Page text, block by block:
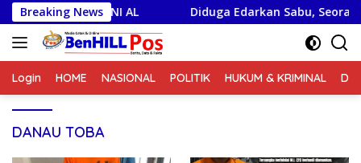
Langsung
ke
konten
Breaking News
TNI AL Diduga Edarkan Sabu, Seorang laki-laki
Login HOME NASIONAL POLITIK HUKUM & KRIMINAL
DANAU TOBA